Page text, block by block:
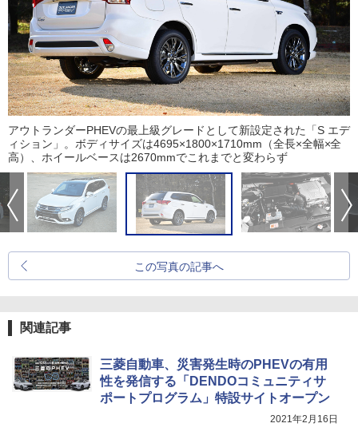
アウトランダーPHEVの最上級グレードとして新設定された「S エデ
ィション」。ボディサイズは4695×1800×1710mm（全長×全幅×全
高）、ホイールベースは2670mmでこれまでと変わらず
この写真の記事へ
関連記事
三菱自動車、災害発生時のPHEVの有用
性を発信する「DENDOコミュニティサ
ポートプログラム」特設サイトオープン
2021年2月16日